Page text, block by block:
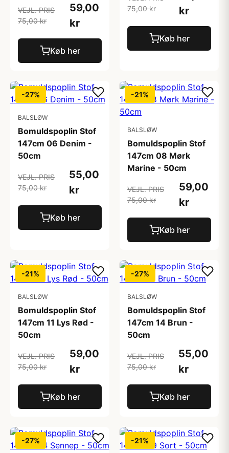
VEJL. PRIS
75,00 kr
59,00
kr
Køb her
75,00 kr
kr
Køb her
-27%
BALSLØW
Bomuldspoplin Stof
147cm 06 Denim -
50cm
VEJL. PRIS
75,00 kr
55,00
kr
Køb her
-21%
BALSLØW
Bomuldspoplin Stof
147cm 08 Mørk
Marine - 50cm
VEJL. PRIS
75,00 kr
59,00
kr
Køb her
-21%
BALSLØW
Bomuldspoplin Stof
147cm 11 Lys Rød -
50cm
VEJL. PRIS
75,00 kr
59,00
kr
Køb her
-27%
BALSLØW
Bomuldspoplin Stof
147cm 14 Brun -
50cm
VEJL. PRIS
75,00 kr
55,00
kr
Køb her
-27% -21%